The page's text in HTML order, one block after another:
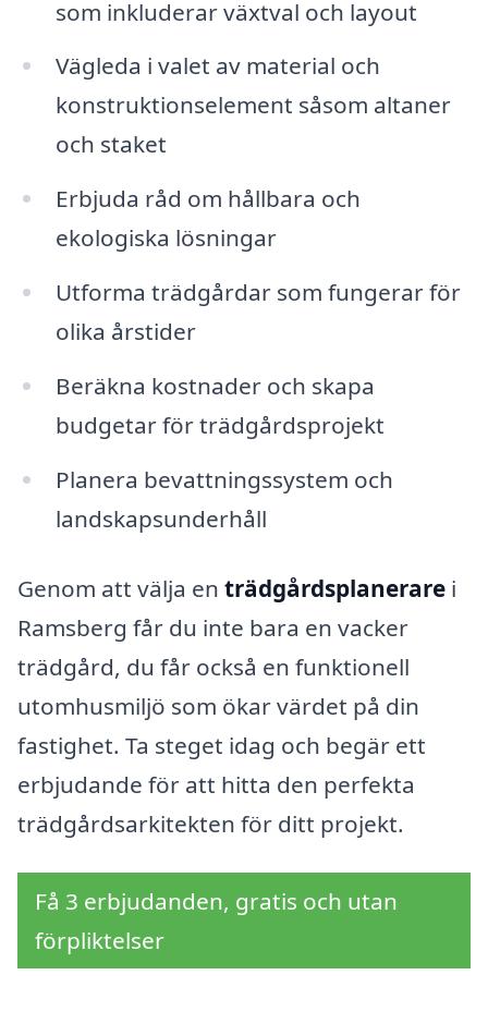
som inkluderar växtval och layout
Vägleda i valet av material och
konstruktionselement såsom altaner
och staket
Erbjuda råd om hållbara och
ekologiska lösningar
Utforma trädgårdar som fungerar för
olika årstider
Beräkna kostnader och skapa
budgetar för trädgårdsprojekt
Planera bevattningssystem och
landskapsunderhåll
Genom att välja en trädgårdsplanerare i
Ramsberg får du inte bara en vacker
trädgård, du får också en funktionell
utomhusmiljö som ökar värdet på din
fastighet. Ta steget idag och begär ett
erbjudande för att hitta den perfekta
trädgårdsarkitekten för ditt projekt.
Få 3 erbjudanden, gratis och utan
förpliktelser